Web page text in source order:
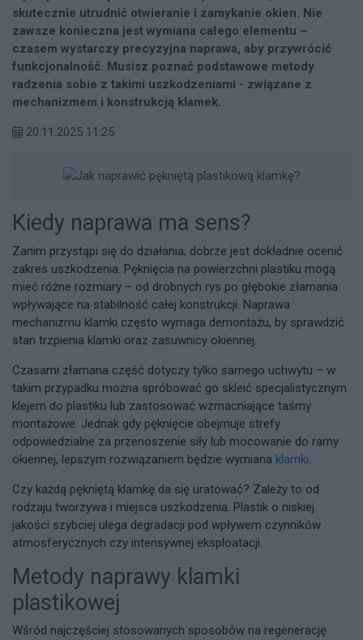
skutecznie utrudnić otwieranie i zamykanie okien. Nie
zawsze konieczna jest wymiana całego elementu –
czasem wystarczy precyzyjna naprawa, aby przywrócić
funkcjonalność. Musisz poznać podstawowe metody
radzenia sobie z takimi uszkodzeniami - związane z
mechanizmem i konstrukcją klamek.
20.11.2025 11:25
Kiedy naprawa ma sens?
Zanim przystąpi się do działania, dobrze jest dokładnie ocenić
zakres uszkodzenia. Pęknięcia na powierzchni plastiku mogą
mieć różne rozmiary – od drobnych rys po głębokie złamania
wpływające na stabilność całej konstrukcji. Naprawa
mechanizmu klamki często wymaga demontażu, by sprawdzić
stan trzpienia klamki oraz zasuwnicy okiennej.
Czasami złamana część dotyczy tylko samego uchwytu – w
takim przypadku można spróbować go skleić specjalistycznym
klejem do plastiku lub zastosować wzmacniające taśmy
montażowe. Jednak gdy pęknięcie obejmuje strefy
odpowiedzialne za przenoszenie siły lub mocowanie do ramy
okiennej, lepszym rozwiązaniem będzie wymiana klamki
Czy każdą pękniętą klamkę da się uratować? Zależy to od
rodzaju tworzywa i miejsca uszkodzenia. Plastik o niskiej
jakości szybciej ulega degradacji pod wpływem czynników
atmosferycznych czy intensywnej eksploatacji.
Metody naprawy klamki
plastikowej
Wśród najczęściej stosowanych sposobów na regenerację